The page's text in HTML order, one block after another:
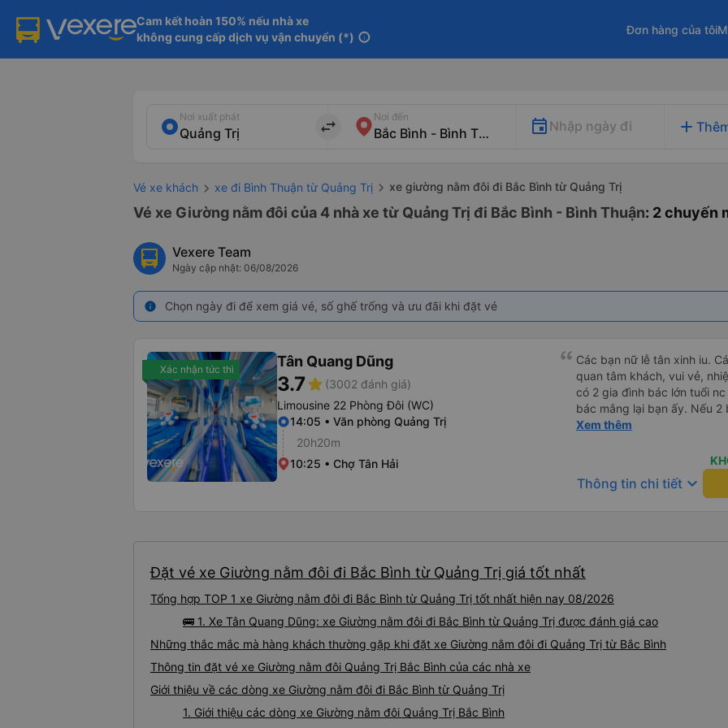
Cam kết hoàn 150% nếu nhà xe
không cung cấp dịch vụ vận chuyển (*) info
Đơn hàng của tôi
Nơi xuất phát
import_export
Nơi đến
Nhập ngày đi add
Vé xe khách xe đi Bình Thuận từ Quảng Trị xe giường nằm đôi đi Bắc Bình từ Quảng Trị
Vé xe Giường nằm đôi của 4 nhà xe từ Quảng Trị đi Bắc Bình - Bình Thuận: 2 chuyến
Vexere Team
Ngày cập nhật: 06/08/2026
info Chọn ngày đi để xem giá vé, số ghế trống và ưu đãi khi đặt vé
Xác nhận tức thì Tân Quang Dũng
3.7star (3002 đánh giá)
Limousine 22 Phòng Đôi (WC)
14:05 • Văn phòng Quảng Trị
20h20m
10:25 • Chợ Tân Hải
Các bạn nữ lễ tân xinh iu.
quan tâm khách, vui vẻ, nhiệt tình. Trong
có 2 gia đình bác lớn tuổi
bác mắng lại bạn ấy. Nếu 2
ngược lại nha. Bạn ấy nhắc
nhau xuất hiện trong giấc mơ của mình luôn. Nên nếu
bị phản ánh thì đừng trừ
thì bảo bạn ấy liên hệ sđt
(một mình) yêu luôn.
10/10.
Xem thêm
Thông tin chi tiết keyboard_arrow_down
Đặt vé xe Giường nằm đôi đi Bắc Bình từ Quảng Trị giá tốt nhất
Tổng hợp TOP 1 xe Giường nằm đôi đi Bắc Bình từ Quảng Trị tốt nhất hiện nay 08/2026
🚌 1. Xe Tân Quang Dũng: xe Giường nằm đôi đi Bắc Bình từ Quảng Trị được đánh giá cao
Những thắc mắc mà hàng khách thường gặp khi đặt xe Giường nằm đôi đi Quảng Trị từ Bắc Bình
Thông tin đặt vé xe Giường nằm đôi Quảng Trị Bắc Bình của các nhà xe
Giới thiệu về các dòng xe Giường nằm đôi đi Bắc Bình từ Quảng Trị
1. Giới thiệu các dòng xe Giường nằm đôi Quảng Trị Bắc Bình